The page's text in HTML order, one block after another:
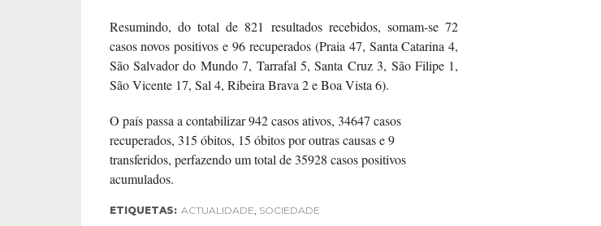
Resumindo, do total de 821 resultados recebidos, somam-se 72
casos novos positivos e 96 recuperados (Praia 47, Santa Catarina 4,
São Salvador do Mundo 7, Tarrafal 5, Santa Cruz 3, São Filipe 1,
São Vicente 17, Sal 4, Ribeira Brava 2 e Boa Vista 6).
O país passa a contabilizar 942 casos ativos, 34647 casos
recuperados, 315 óbitos, 15 óbitos por outras causas e 9
transferidos, perfazendo um total de 35928 casos positivos
acumulados.
ETIQUETAS: ACTUALIDADE, SOCIEDADE